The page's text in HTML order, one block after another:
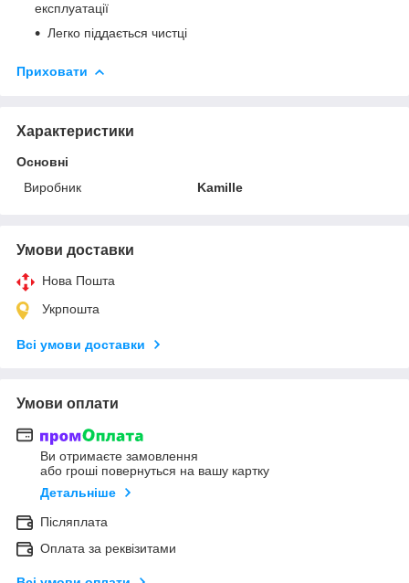
експлуатації
Легко піддається чистці
Приховати
Характеристики
Основні
Виробник
Kamille
Умови доставки
Нова Пошта
Укрпошта
Всі умови доставки
Умови оплати
Ви отримаєте замовлення
або гроші повернуться на вашу картку
Детальніше
Післяплата
Оплата за реквізитами